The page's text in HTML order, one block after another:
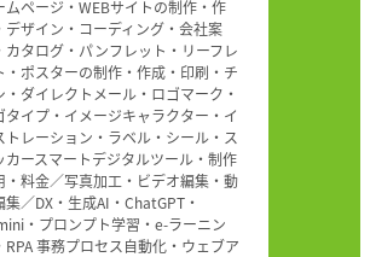
ムページ・WEBサイトの制作・作
デザイン・コーディング・会社案
カタログ・パンフレット・リーフレ
・ポスターの制作・作成・印刷・チ
・ダイレクトメール・ロゴマーク・
タイプ・イメージキャラクター・イ
トレーション・ラベル・シール・ス
カースマートデジタルツール・制作
・料金／写真加工・ビデオ編集・動
集／DX・生成AI・ChatGPT・
・プロンプト学習・e-ラーニン
RPA 事務プロセス自動化・ウェブア